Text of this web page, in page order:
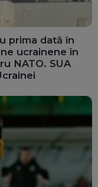
prima dată în
ucrainene în
NATO. SUA